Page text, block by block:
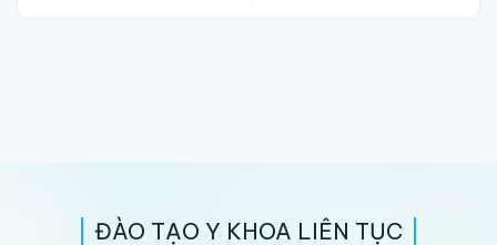
ĐÀO TẠO Y KHOA LIÊN TỤC